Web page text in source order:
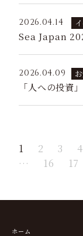
2026.04.14
Sea Japan
2026.04.09
「人への投資
1 2 3 4
…
16 17
ホーム